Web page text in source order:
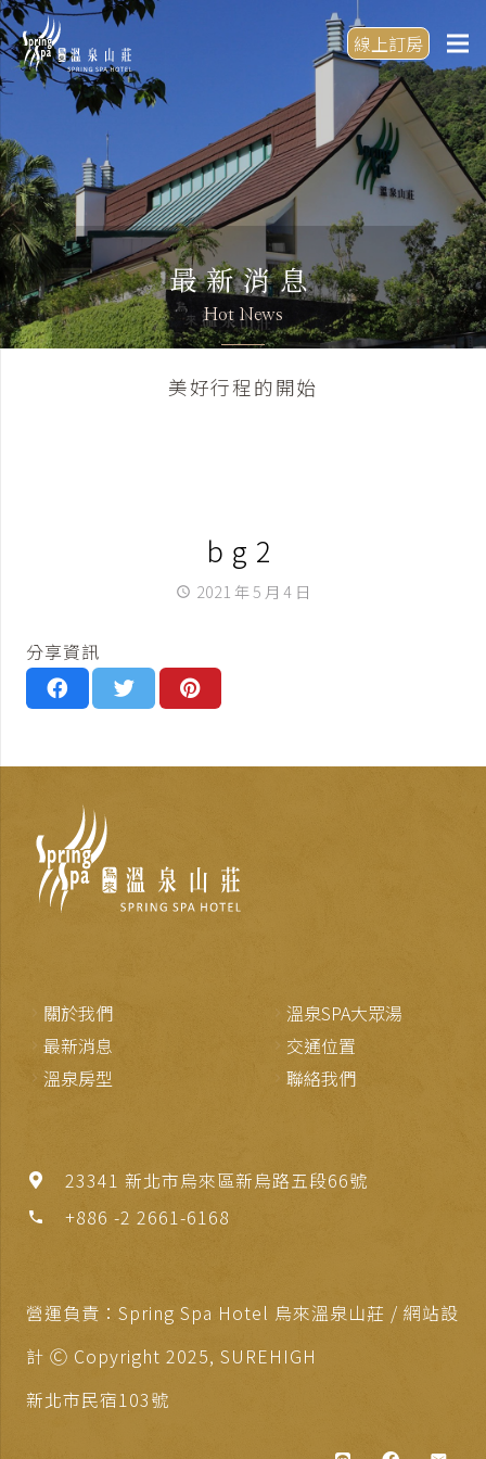
線上訂房
最新消息
Hot News
美好行程的開始
bg2
access_time 2021 年 5 月 4 日
分享資訊
關於我們
最新消息
溫泉房型
溫泉SPA大眾湯
交通位置
聯絡我們
23341 新北市烏來區新烏路五段66號
phone +886 -2 2661-6168
營運負責：Spring Spa Hotel 烏來溫泉山莊 / 網站設
計 Ⓒ Copyright 2025, SUREHIGH
新北市民宿103號